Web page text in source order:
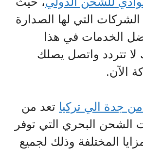
الشركات التي لها الصدارة
الخدمات في هذا
لا تتردد واتصل يصلك
الآن.
جدة الي تركيا تعد من
البحري التي توفر
المختلفة وذلك لجميع